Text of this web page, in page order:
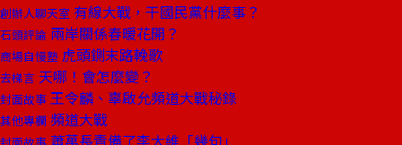
創辦人聊天室 有線大戰，干國民黨什麼事？
石頭評論 兩岸關係春暖花開？
商場自慢塾 虎頭鍘末路輓歌
去梯言 天哪！會怎麼變？
封面故事 王令麟、辜啟允頻道大戰秘錄
其他專欄 頻道大戰
蕭萬長責備了李大維「幾句」